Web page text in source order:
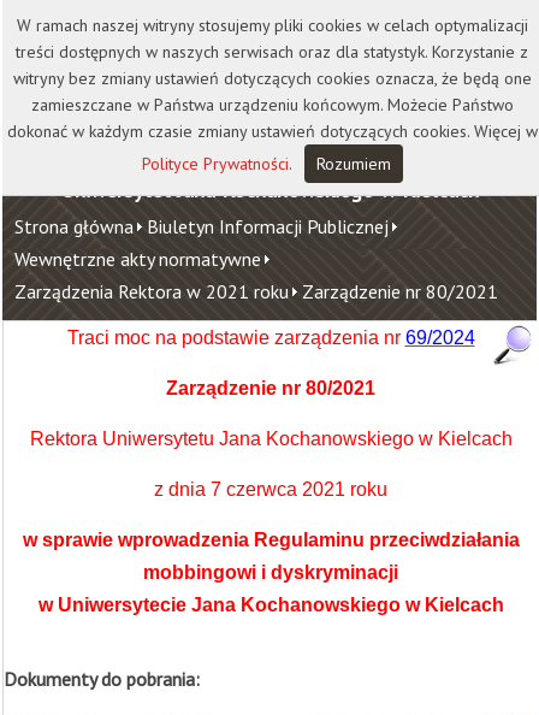
Kontakt Biblioteka
Wydawnictwo
Wirtualna Uczelnia
Uniwersytet Jana Kochanowskiego w Kielcach
Strona główna Biuletyn Informacji Publicznej
Wewnętrzne akty normatywne
Zarządzenia Rektora w 2021 roku Zarządzenie nr 80/2021
Traci moc na podstawie zarządzenia nr 69/2024
Zarządzenie nr 80/2021
Rektora Uniwersytetu Jana Kochanowskiego w Kielcach
z dnia 7 czerwca 2021 roku
w sprawie wprowadzenia Regulaminu przeciwdziałania
mobbingowi i dyskryminacji
w Uniwersytecie Jana Kochanowskiego w Kielcach
Dokumenty do pobrania:
W ramach naszej witryny stosujemy pliki cookies w celach optymalizacji
treści dostępnych w naszych serwisach oraz dla statystyk. Korzystanie z
witryny bez zmiany ustawień dotyczących cookies oznacza, że będą one
zamieszczane w Państwa urządzeniu końcowym. Możecie Państwo
dokonać w każdym czasie zmiany ustawień dotyczących cookies. Więcej w
Polityce Prywatności. Rozumiem